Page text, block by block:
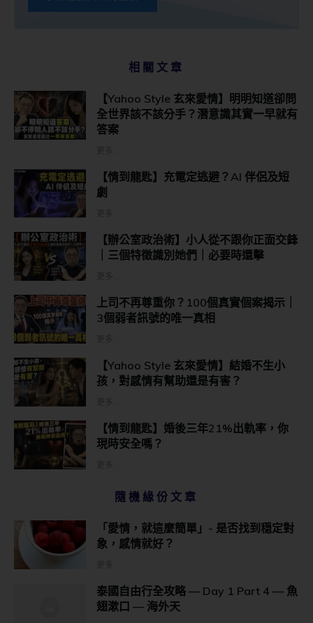
相關文章
【Yahoo Style 玄來愛情】明明知道卻問
全世界該不該分手？潛意識其實一早就有
答案
【情到龍匙】充電定逃避？AI 伴侶及短
劇
【辦公室政治術】小人從不跟你正面交鋒
｜三個特徵識別她們｜必要時還擊
上司不再尊重你？100個真實個案揭示｜
3個弱者訊號的唯一真相
【Yahoo Style 玄來愛情】結婚不生小
孩，對感情有幫助還是有害？
【情到龍匙】婚後三年21%出軌率，你
現時安全嗎？
隨機緣份文章
「愛情，就這麼簡單」- 是否找到穏定對
象，感情就好？
泰國自由行全攻略 — Day 1 Part 4 — 魚
翅漱口 — 海外天